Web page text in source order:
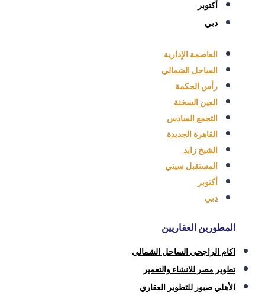
أكتوبر
دبي
العاصمة الإدارية
الساحل الشمالي
رأس الحكمة
العين السخنة
التجمع السادس
القاهرة الجديدة
الشيخ زايد
المستقبل سيتي
أكتوبر
دبي
المطورين العقاريين
اكام الراجحي الساحل الشمالي
تطوير مصر للانشاء والتعمير
الأهلي صبور للتطوير العقاري